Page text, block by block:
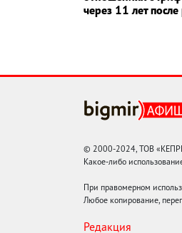
через 11 лет
© 2000-2024, ТОВ
Какое-либо
При правомерном
Любое копирование,
Редакция